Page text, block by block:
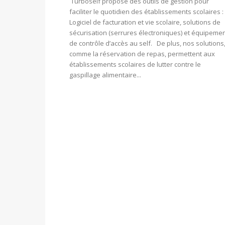
faciliter le quotidien des établissements scolaires :
Logiciel de facturation et vie scolaire, solutions de
sécurisation (serrures électroniques) et
de contrôle d’accès au self. De plus, nos solutions,
comme la réservation de repas, permettent aux
établissements scolaires de lutter contre le
gaspillage alimentaire...